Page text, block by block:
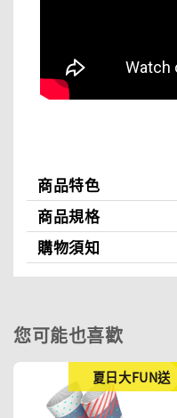
商品特色
商品規格
購物須知
您可能也喜歡
夏日大FUN送